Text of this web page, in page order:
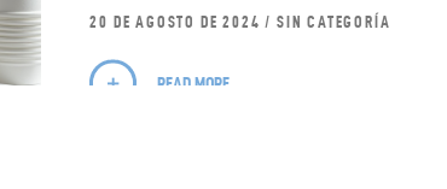
20 DE AGOSTO DE 2024 SIN CATEGORÍA
READ MORE